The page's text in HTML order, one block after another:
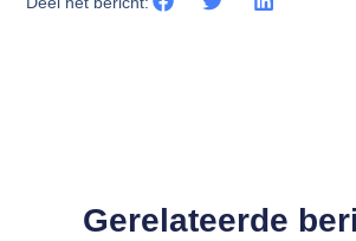
Gerelateerde